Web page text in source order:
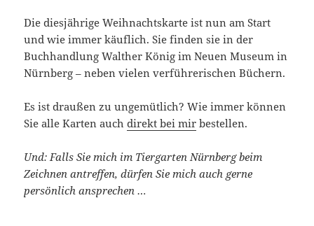
Die diesjährige Weihnachtskarte ist nun am Start
und wie immer käuflich. Sie finden sie in der
Buchhandlung Walther König im Neuen Museum in
Nürnberg – neben vielen verführerischen Büchern.
Es ist draußen zu ungemütlich? Wie immer können
Sie alle Karten auchdirekt bei mir bestellen.
Und: Falls Sie mich im Tiergarten Nürnberg beim
Zeichnen antreffen, dürfen Sie mich auch gerne
persönlich ansprechen …